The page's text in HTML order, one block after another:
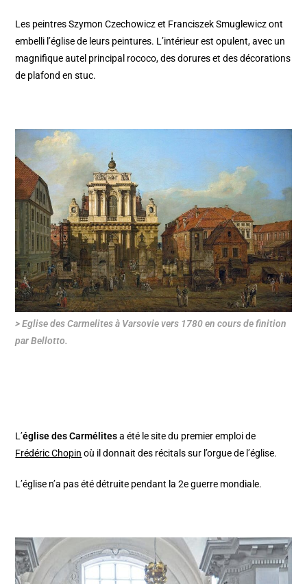
Les peintres Szymon Czechowicz et Franciszek Smuglewicz ont
embelli l’église de leurs peintures. L’intérieur est opulent, avec un
magnifique autel principal rococo, des dorures et des décorations
de plafond en stuc.
> Eglise des Carmelites à Varsovie vers 1780 en cours de finition
par Bellotto.
L’église des Carmélitesa été le site du premier emploi de
Frédéric Chopin où il donnait des récitals sur l’orgue de l’église.
L’église n’a pas été détruite pendant la 2e guerre mondiale.